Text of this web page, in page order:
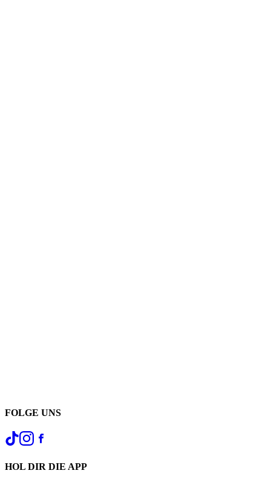
FOLGE UNS
HOL DIR DIE APP